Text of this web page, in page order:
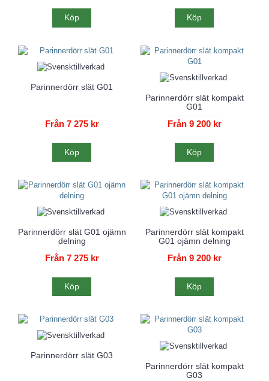
Köp Köp
Parinnerdörr slät G01
Från 7 275 kr
Köp
Parinnerdörr slät kompakt
G01
Från 9 200 kr
Köp
Parinnerdörr slät G01 ojämn
delning
Från 7 275 kr
Köp
Parinnerdörr slät kompakt
G01 ojämn delning
Från 9 200 kr
Köp
Parinnerdörr slät G03
Parinnerdörr slät kompakt
G03